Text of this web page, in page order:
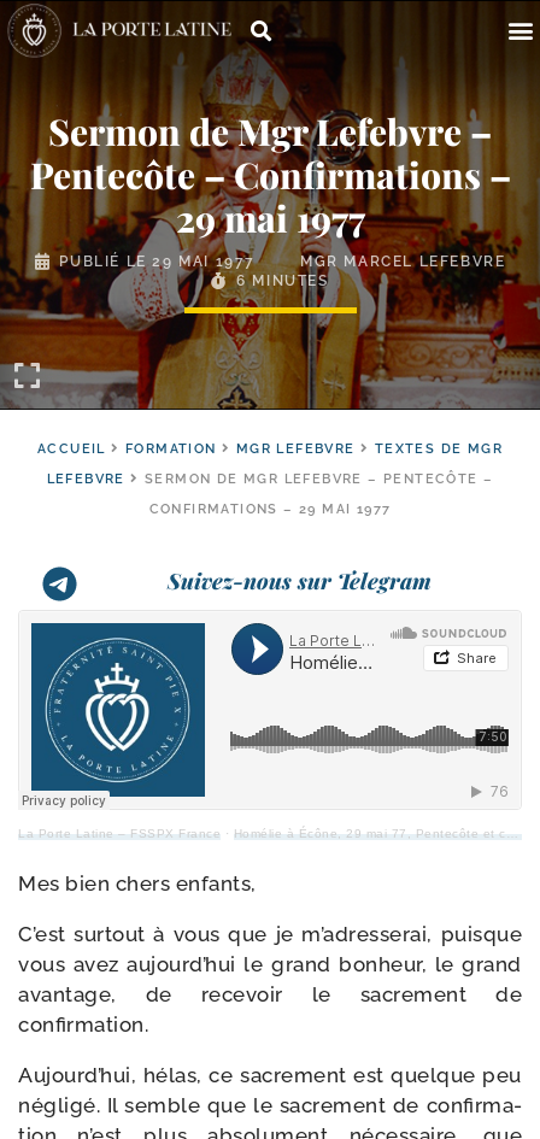
Sermon de Mgr Lefebvre –
Pentecôte – Confirmations –
29 mai 1977
PUBLIÉ LE29 MAI 1977
MGR MARCEL LEFEBVRE
6 MINUTES
ACCUEIL FORMATION MGR LEFEBVRE
TEXTES DE MGR
LEFEBVRE
SERMON DE MGR LEFEBVRE – PENTECÔTE –
CONFIRMATIONS – 29 MAI 1977
Suivez-nous sur Telegram
La Porte Latine – FSSPX France · Homélie à Écône, 29 mai 77, Pentecôte et confirmations
Mes bien chers enfants,
C’est sur­tout à vous que je m’adresserai, puisque
vous avez aujourd’hui le grand bon­heur, le grand
avan­tage, de rece­voir le sacre­ment de
confirmation.
Aujourd’hui, hélas, ce sacre­ment est quelque peu
négli­gé. Il semble que le sacre­ment de confir­ma­